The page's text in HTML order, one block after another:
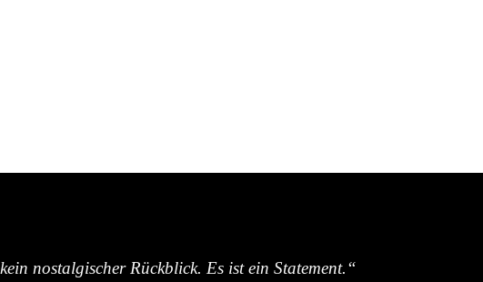
nostalgischer Rückblick. Es ist ein Statement.“